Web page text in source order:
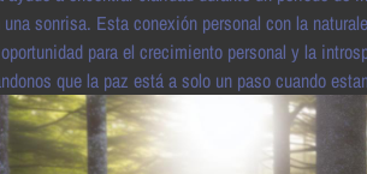
sonrisa. Esta conexión personal con la
para el crecimiento personal y la
que la paz está a solo un paso cuando